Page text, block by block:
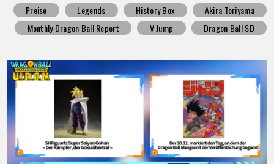
Preise
Legends History Box
Akira Toriyama
Monthly Dragon Ball Report
V Jump Dragon Ball SD